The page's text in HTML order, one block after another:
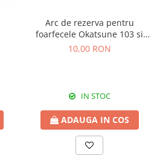
Arc de rezerva pentru
foarfecele Okatsune 103 si
104
10,00 RON
IN STOC
ADAUGA IN COS